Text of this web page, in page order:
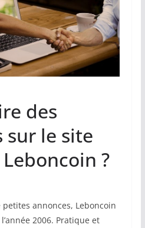
des
sur le site
?
annonces, Leboncoin
2006. Pratique et